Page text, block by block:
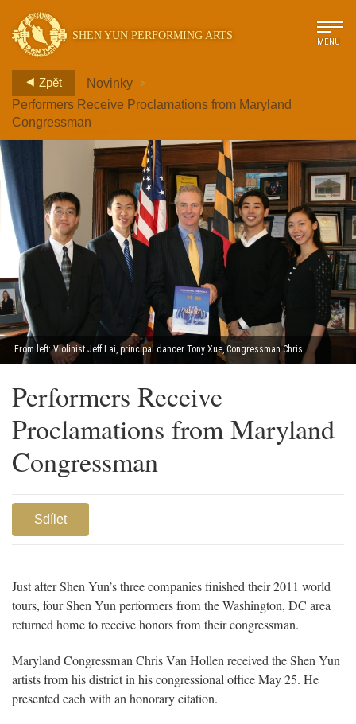
SHEN YUN PERFORMING ARTS
MENU
Zpět Novinky >
Performers Receive Proclamations from Maryland
Congressman
From left: Violinist Jeff Lai, principal dancer Tony Xue, Congressman Chris
Van Hollen, dancer Brian Nieh, and principal dancer Faustina Quach
Performers Receive
Proclamations from Maryland
Congressman
Sdílet
Just after Shen Yun’s three companies finished their 2011 world
tours, four Shen Yun performers from the Washington, DC area
returned home to receive honors from their congressman.
Maryland Congressman Chris Van Hollen received the Shen Yun
artists from his district in his congressional office May 25. He
presented each with an honorary citation.